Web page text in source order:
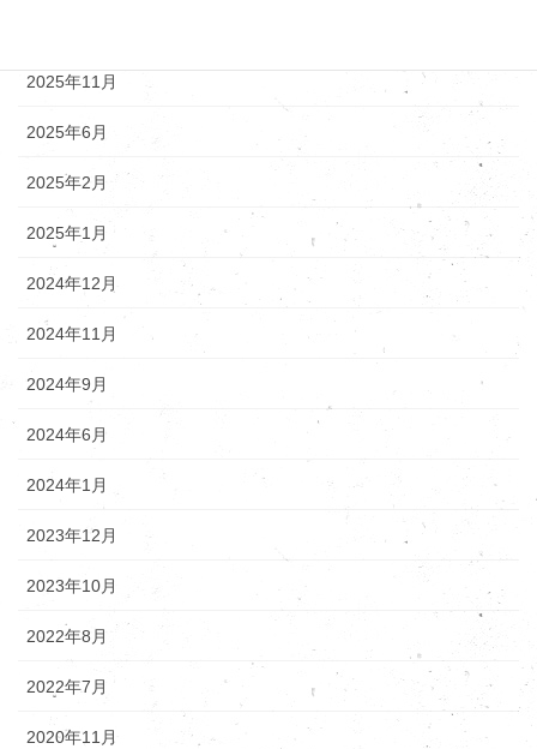
2025年11月
2025年6月
2025年2月
2025年1月
2024年12月
2024年11月
2024年9月
2024年6月
2024年1月
2023年12月
2023年10月
2022年8月
2022年7月
2020年11月